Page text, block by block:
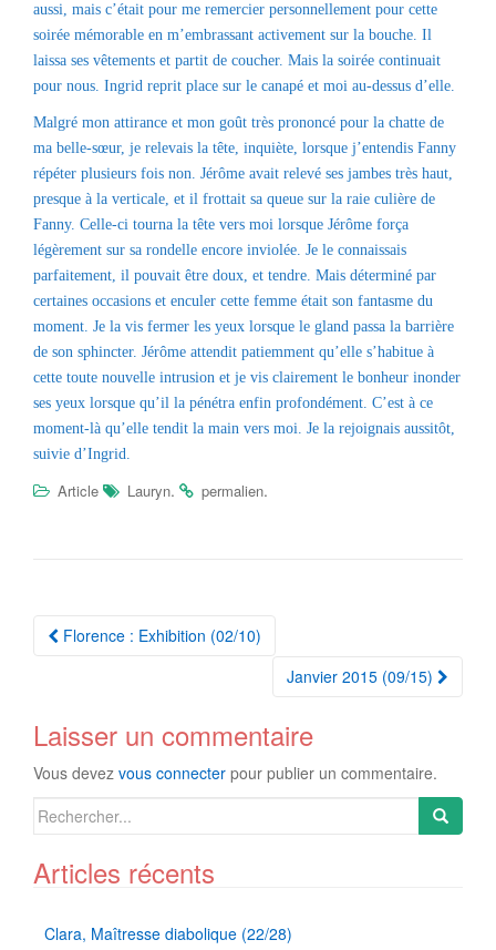
aussi, mais c’était pour me remercier personnellement pour cette
soirée mémorable en m’embrassant activement sur la bouche. Il
laissa ses vêtements et partit de coucher. Mais la soirée continuait
pour nous. Ingrid reprit place sur le canapé et moi au-dessus d’elle.
Malgré mon attirance et mon goût très prononcé pour la chatte de
ma belle-sœur, je relevais la tête, inquiète, lorsque j’entendis Fanny
répéter plusieurs fois non. Jérôme avait relevé ses jambes très haut,
presque à la verticale, et il frottait sa queue sur la raie culière de
Fanny. Celle-ci tourna la tête vers moi lorsque Jérôme força
légèrement sur sa rondelle encore inviolée. Je le connaissais
parfaitement, il pouvait être doux, et tendre. Mais déterminé par
certaines occasions et enculer cette femme était son fantasme du
moment. Je la vis fermer les yeux lorsque le gland passa la barrière
de son sphincter. Jérôme attendit patiemment qu’elle s’habitue à
cette toute nouvelle intrusion et je vis clairement le bonheur inonder
ses yeux lorsque qu’il la pénétra enfin profondément. C’est à ce
moment-là qu’elle tendit la main vers moi. Je la rejoignais aussitôt,
suivie d’Ingrid.
Article Lauryn. permalien.
Navigation
Florence : Exhibition (02/10)
Janvier 2015 (09/15)
Laisser un commentaire
Vous devez vous connecter pour publier un commentaire.
Search
Articles récents
Clara, Maîtresse diabolique (22/28)